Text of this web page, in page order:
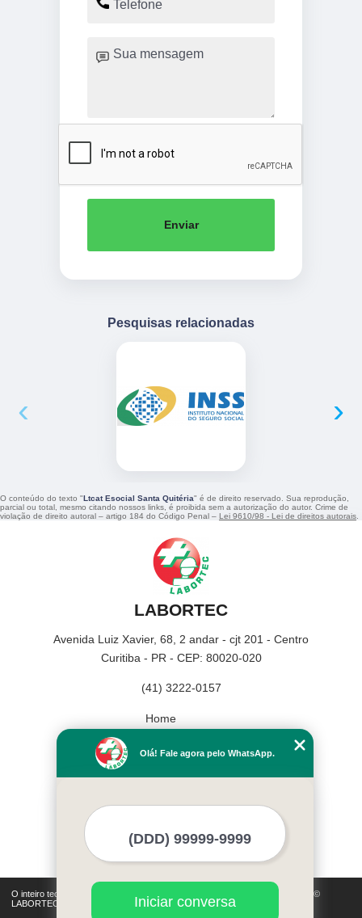
Enviar
Pesquisas relacionadas
‹ ›
O conteúdo do texto " Ltcat Esocial Santa Quitéria" é de direito reservado. Sua reprodução,
parcial ou total, mesmo citando nossos links, é proibida sem a autorização do autor. Crime de
violação de direito autoral – artigo 184 do Código Penal – Lei 9610/98 - Lei de direitos autorais.
LABORTEC
Avenida Luiz Xavier, 68, 2 andar - cjt 201 - Centro
Curitiba - PR - CEP: 80020-020
(41) 3222-0157
Home
Missão
O inteiro teor deste site está sujeito à proteção de direitos autorais. Copyright©
LABORTEC (Lei 9610 de 19/02/1998)
Olá! Fale agora pelo WhatsApp.
Iniciar conversa